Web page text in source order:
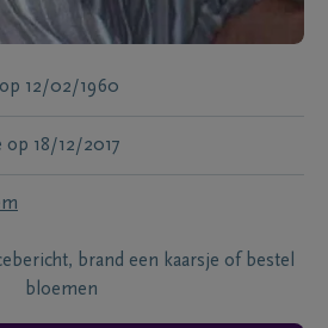
op 12/02/1960
op 18/12/2017
brand een kaarsje of bestel
bloemen